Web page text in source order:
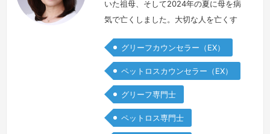
いた祖母、そして2024年の夏に母を病
気で亡くしました。大切な人を亡くす
く、何だか自分だけ別世界に飛ばされて
しまったような感じになりました。周り
の賑やかさが煩わしく感じ、動きたいの
にいつものように動けない疲労感、自分
が自分でなくなってしまったような感
覚、この先どうなるのだろうという不安
グリーフカウンセラー（EX）
ペットロスカウンセラー（EX）
グリーフ専門士
ペットロス専門士